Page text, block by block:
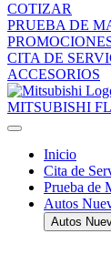
COTIZAR
PRUEBA DE
CITA DE
ACCESORIOS
MITSUBISHI
Inicio
Cita de
Prueba de
Autos
Autos